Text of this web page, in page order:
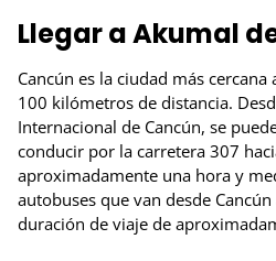
Llegar a Akumal
Cancún es la ciudad más
100 kilómetros de distancia.
Internacional de Cancún, se
conducir por la carretera 307
aproximadamente una hora y
autobuses que van desde
duración de viaje de